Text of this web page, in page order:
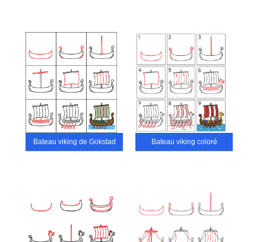
Bateau viking de Gokstad Bateau viking coloré